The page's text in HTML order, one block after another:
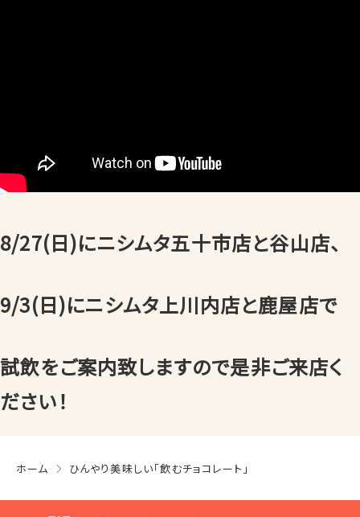
8/27(日)にニシムタ五十市店と谷山店、
9/3(日)にニシムタ上川内店と鹿屋店で
試飲をご案内致しますので是非ご来店く
ださい！
ホーム ひんやり美味しい「飲むチョコレート」